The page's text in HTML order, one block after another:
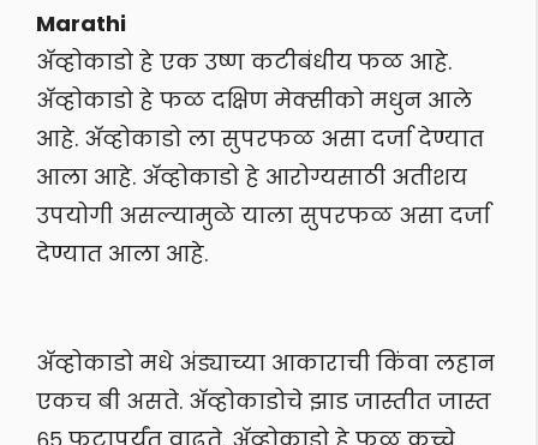
Marathi
अ‍ॅव्होकाडो हे एक उष्ण कटीबंधीय फळ आहे.
अ‍ॅव्होकाडो हे फळ दक्षिण मेक्सीको मधुन आले
आहे. अ‍ॅव्होकाडो ला सुपरफळ असा दर्जा देण्यात
आला आहे. अ‍ॅव्होकाडो हे आरोग्यसाठी अतीशय
उपयोगी असल्यामुळे याला सुपरफळ असा दर्जा
देण्यात आला आहे.
अ‍ॅव्होकाडो मधे अंड्याच्या आकाराची किंवा लहान
एकच बी असते. अ‍ॅव्होकाडोचे झाड जास्तीत जास्त